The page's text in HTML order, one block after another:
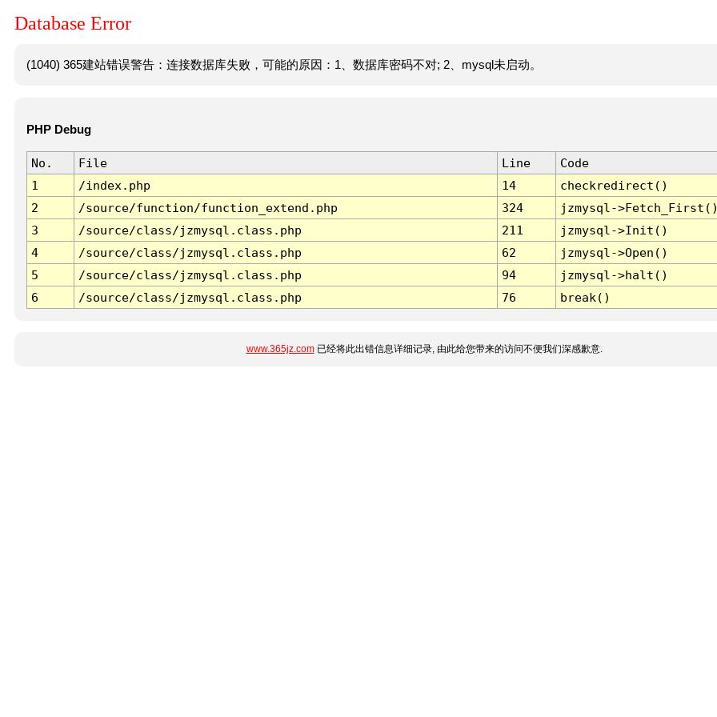
Database Error
(1040) 365建站错误警告：连接数据库失败，可能的原因：1、数据库密码不对; 2、mysql未启动。
PHP Debug
No. File Line
Code
1
/index.php 14
checkredirect()
2
/source/function/function_extend.php 324
jzmysql-
3
/source/class/jzmysql.class.php 211
jzmysql->Init()
4
/source/class/jzmysql.class.php 62
jzmysql->Open()
5
/source/class/jzmysql.class.php 94
jzmysql->halt()
6
/source/class/jzmysql.class.php 76 break()
www.365jz.com已经将此出错信息详细记录, 由此给您带来的访问不便我们深感歉意.